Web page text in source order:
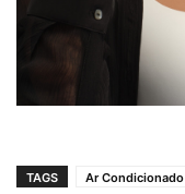
TAGS Ar Condicionado